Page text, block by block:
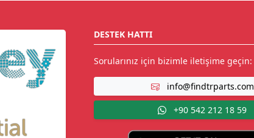
DESTEK HATTI
Sorularınız için bizimle iletişime geçin:
info@findtrparts.com
+90 542 212 18 59